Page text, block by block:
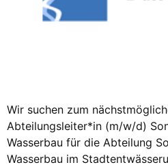
Wir suchen zum
Abteilungsleiter*in (m/w/d)
Wasserbau für die Abteilung
Wasserbau im